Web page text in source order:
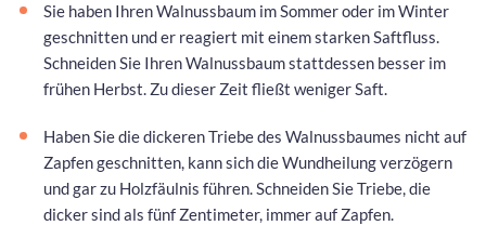
Sie haben Ihren Walnussbaum im Sommer oder im Winter
geschnitten und er reagiert mit einem starken Saftfluss.
Schneiden Sie Ihren Walnussbaum stattdessen besser im
frühen Herbst. Zu dieser Zeit fließt weniger Saft.
Haben Sie die dickeren Triebe des Walnussbaumes nicht auf
Zapfen geschnitten, kann sich die Wundheilung verzögern
und gar zu Holzfäulnis führen. Schneiden Sie Triebe, die
dicker sind als fünf Zentimeter, immer auf Zapfen.